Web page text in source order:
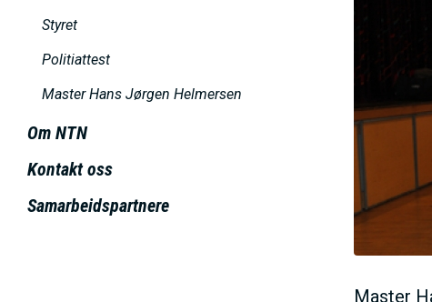
Styret
Politiattest
Master Hans Jørgen Helmersen
Om NTN
Kontakt oss
Samarbeidspartnere
Master